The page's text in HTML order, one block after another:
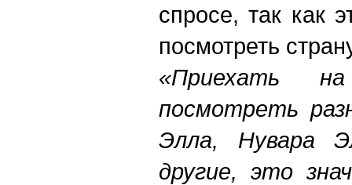
спросе, так как
посмотреть
«Приехать
посмотреть
Элла, Нувара
другие, это